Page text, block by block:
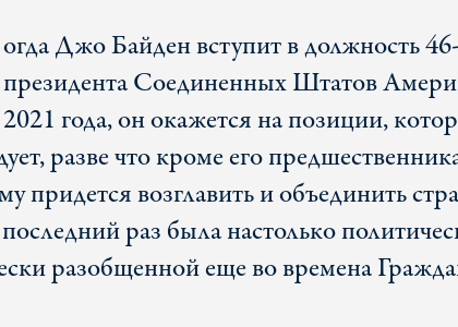
огда Джо Байден вступит в должность
президента Соединенных Штатов
2021 года, он окажется на позиции,
разве что кроме его
придется возглавить и объединить
раз была настолько
разобщенной еще во времена